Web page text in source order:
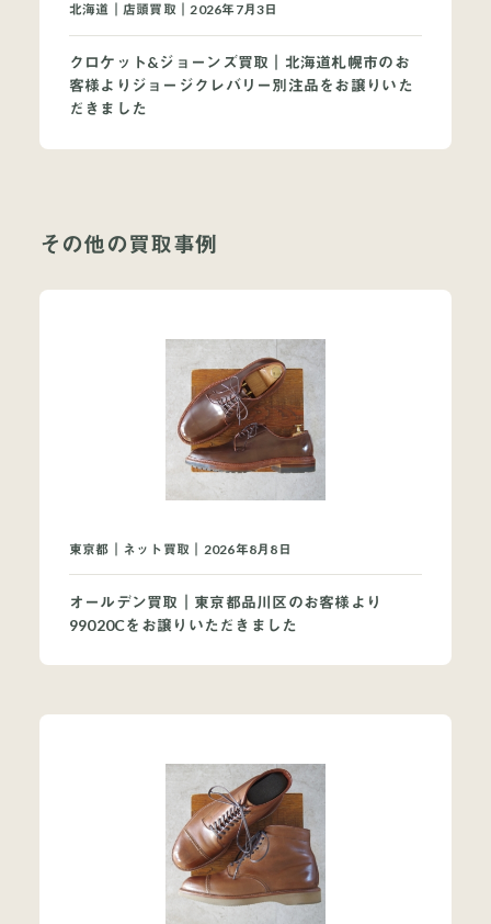
よくあるご質問
オンラインショップ
北海道｜店頭買取｜2026年7月3日
クロケット&ジョーンズ買取｜北海道札幌市のお
客様よりジョージクレバリー別注品をお譲りいた
だきました
その他の買取事例
東京都｜ネット買取｜2026年8月8日
オールデン買取｜東京都品川区のお客様より
99020Cをお譲りいただきました